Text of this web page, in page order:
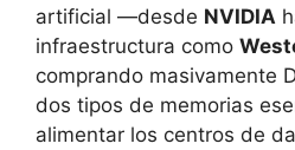
artificial —desde NVIDIA
infraestructura como
comprando masivamente
dos tipos de memorias
alimentar los centros de